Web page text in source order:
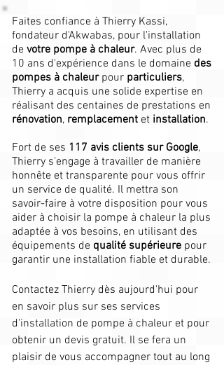
Faites confiance à Thierry Kassi,
fondateur d'Akwabas, pour l'installation
de votre pompe à chaleur. Avec plus de
10 ans d'expérience dans le domaine des
pompes à chaleur pour particuliers,
Thierry a acquis une solide expertise en
réalisant des centaines de prestations en
rénovation, remplacement et installation.
Fort de ses 117 avis clients sur Google,
Thierry s'engage à travailler de manière
honnête et transparente pour vous offrir
un service de qualité. Il mettra son
savoir-faire à votre disposition pour vous
aider à choisir la pompe à chaleur la plus
adaptée à vos besoins, en utilisant des
équipements de qualité supérieure pour
garantir une installation fiable et durable.​
Contactez Thierry dès aujourd'hui pour
en savoir plus sur ses services
d'installation de pompe à chaleur et pour
obtenir un devis gratuit. Il se fera un
plaisir de vous accompagner tout au long